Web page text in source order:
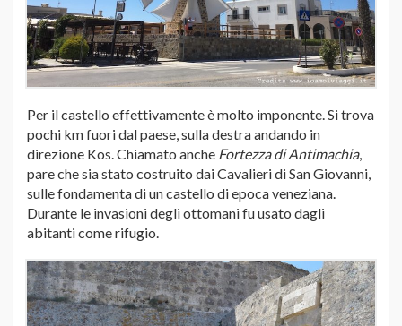
Per il castello effettivamente è molto imponente. Si trova
pochi km fuori dal paese, sulla destra andando in
direzione Kos. Chiamato anche Fortezza di Antimachia,
pare che sia stato costruito dai Cavalieri di San Giovanni,
sulle fondamenta di un castello di epoca veneziana.
Durante le invasioni degli ottomani fu usato dagli
abitanti come rifugio.